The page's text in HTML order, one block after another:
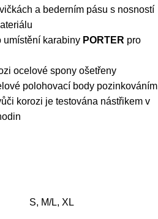
a bederním pásu s nosností
umístění karabiny PORTER pro
ocelové spony ošetřeny
polohovací body pozinkováním
korozi je testována nástřikem v
S, M/L, XL